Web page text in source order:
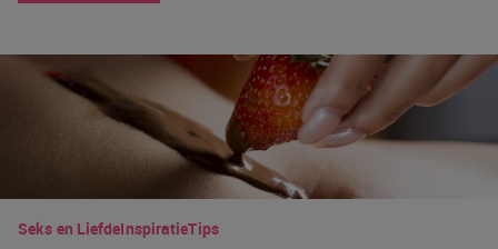
Seks en LiefdeInspiratieTips